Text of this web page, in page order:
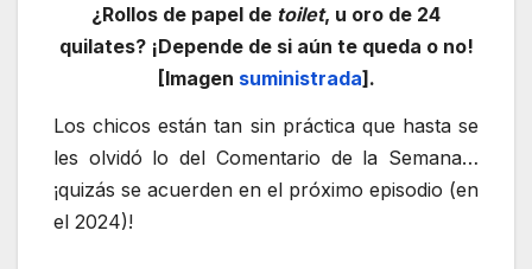
¿Rollos de papel de toilet, u oro de 24
quilates? ¡Depende de si aún te queda o no!
[Imagen suministrada].
Los chicos están tan sin práctica que hasta se
les olvidó lo del Comentario de la Semana…
¡quizás se acuerden en el próximo episodio (en
el 2024)!